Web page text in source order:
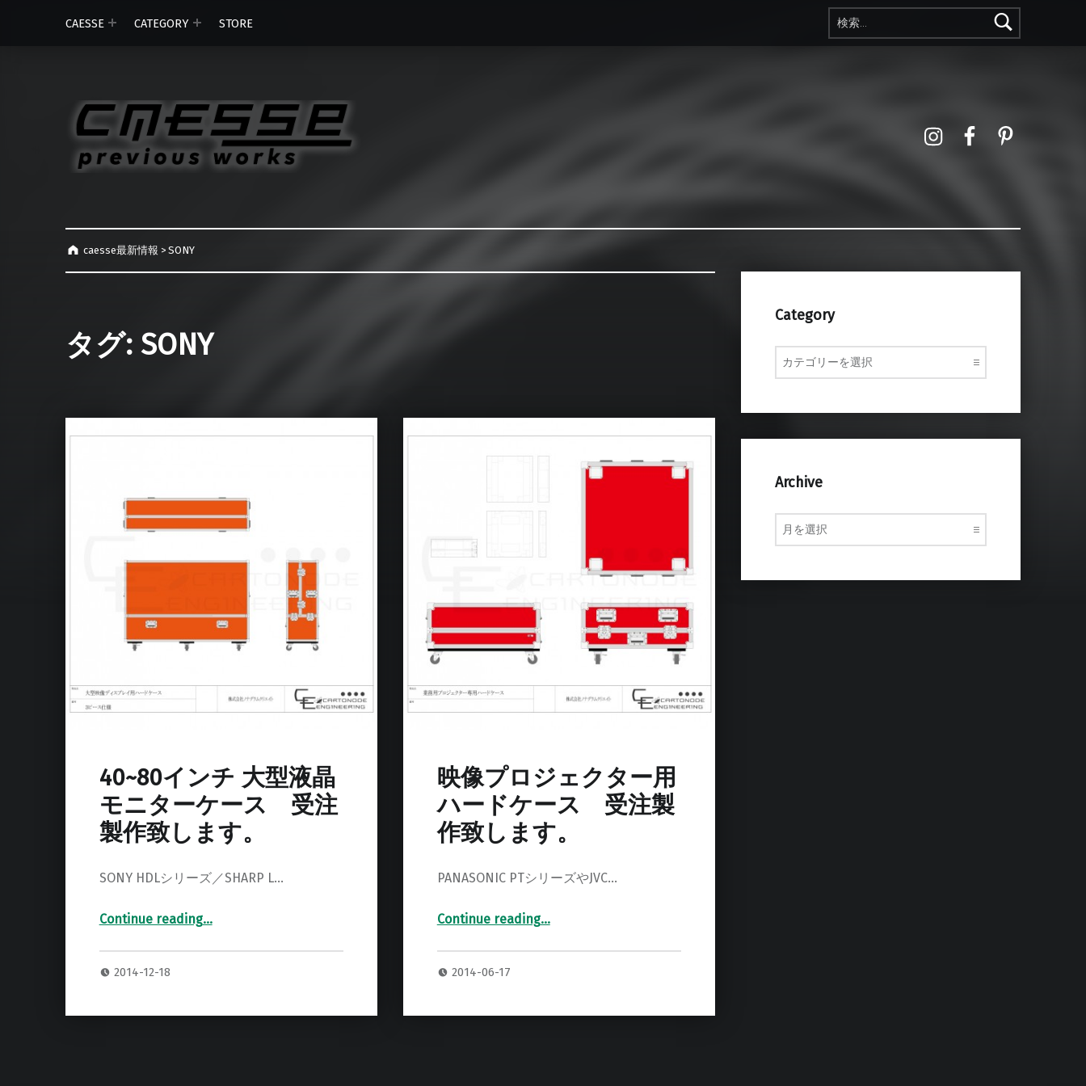
検索:
CAESSE
CATEGORY STORE
Instagram
FacebookPinterest
caesse最新情報 >SONY
タグ: SONY
40~80インチ 大型液晶
モニターケース 受注
製作致します。
SONY HDLシリーズ／SHARP L…
Continue reading“40~80インチ 大型液晶モニターケース 受注製作致します。”
…
2014-12-18
映像プロジェクター用
ハードケース 受注製
作致します。
PANASONIC PTシリーズやJVC…
Continue reading
“映像プロジェクター用ハードケース 受注製作致します。”
…
2014-06-17
Category
Category
Archive
Archive